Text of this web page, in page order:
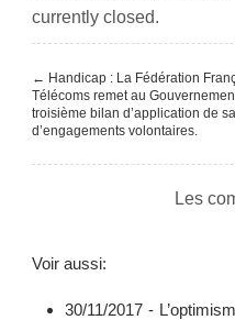
currently closed.
← Handicap : La Fédération
Télécoms remet au
troisième bilan d’application de
d’engagements volontaires.
Les
Voir aussi:
30/11/2017 -